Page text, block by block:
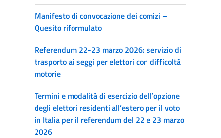
Manifesto di convocazione dei comizi –
Quesito riformulato
Referendum 22-23 marzo 2026: servizio di
trasporto ai seggi per elettori con difficoltà
motorie
Termini e modalità di esercizio dell’opzione
degli elettori residenti all’estero per il voto
in Italia per il referendum del 22 e 23 marzo
2026